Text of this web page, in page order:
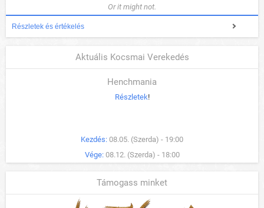
Or it might not.
Részletek és értékelés
Aktuális Kocsmai Verekedés
Henchmania
Részletek!
Kezdés: 08.05. (Szerda) - 19:00
Vége: 08.12. (Szerda) - 18:00
Támogass minket